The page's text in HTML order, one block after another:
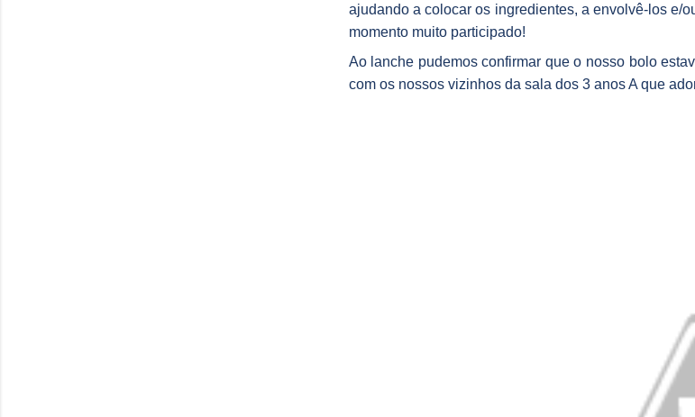
ajudando a colocar os ingredientes, a envolvê-los e/
momento muito participado!
Ao lanche pudemos confirmar que o nosso bolo
com os nossos vizinhos da sala dos 3 anos A que